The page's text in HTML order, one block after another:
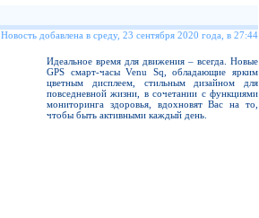
Новость добавлена в среду, 23 сентября 2020 года, в 27:44
Идеальное время для движения – всегда. Новые
GPS смарт-часы Venu Sq, обладающие ярким
цветным дисплеем, стильным дизайном для
повседневной жизни, в сочетании с функциями
мониторинга здоровья, вдохновят Вас на то,
чтобы быть активными каждый день.